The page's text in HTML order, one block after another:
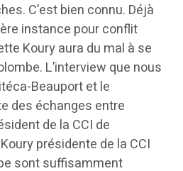
C’est bien connu. Déjà
instance pour conflit
Koury aura du mal à se
L’interview que nous
Beauport et le
des échanges entre
de la CCI de
présidente de la CCI
sont suffisamment